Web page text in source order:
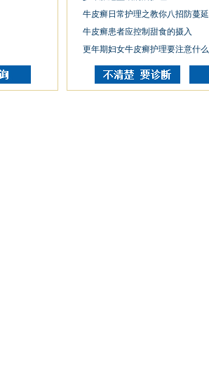
牛皮癣日常护理之教你八招防蔓延
牛皮癣患者应控制甜食的摄入
更年期妇女牛皮癣护理要注意什么